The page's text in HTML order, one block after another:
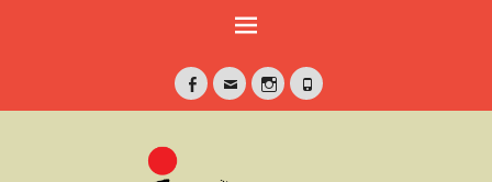
Facebook
E-
InstagramTelefon